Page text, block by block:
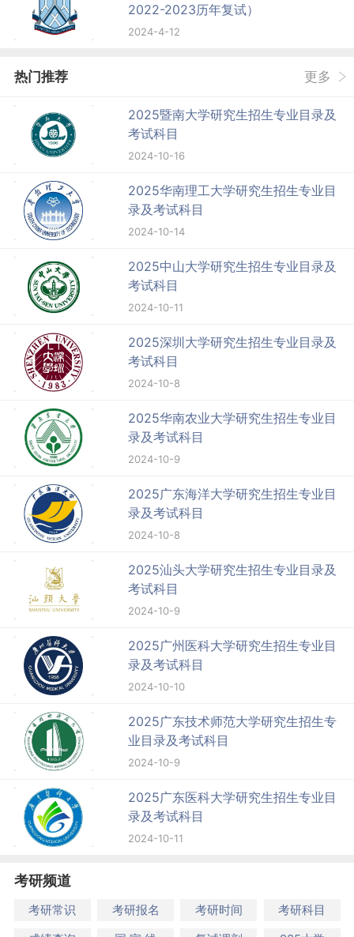
2022-2023历年复试）
2024-4-12
热门推荐 更多
2025暨南大学研究生招生专业目录及
考试科目
2024-10-16
2025华南理工大学研究生招生专业目
录及考试科目
2024-10-14
2025中山大学研究生招生专业目录及
考试科目
2024-10-11
2025深圳大学研究生招生专业目录及
考试科目
2024-10-8
2025华南农业大学研究生招生专业目
录及考试科目
2024-10-9
2025广东海洋大学研究生招生专业目
录及考试科目
2024-10-8
2025汕头大学研究生招生专业目录及
考试科目
2024-10-9
2025广州医科大学研究生招生专业目
录及考试科目
2024-10-10
2025广东技术师范大学研究生招生专
业目录及考试科目
2024-10-9
2025广东医科大学研究生招生专业目
录及考试科目
2024-10-11
考研频道
考研常识 考研报名 考研时间
考研科目